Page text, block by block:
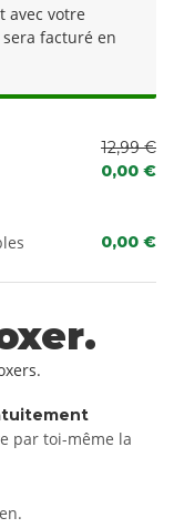
avec votre
facturé en
12,99 €
0,00 €
0,00 €
par toi-même la